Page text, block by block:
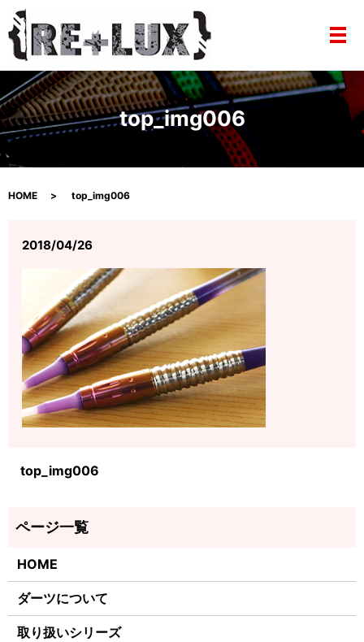
メ
top_img006
HOME top_img006
2018/04/26
top_img006
HOME
ダーツについて
取り扱いシリーズ